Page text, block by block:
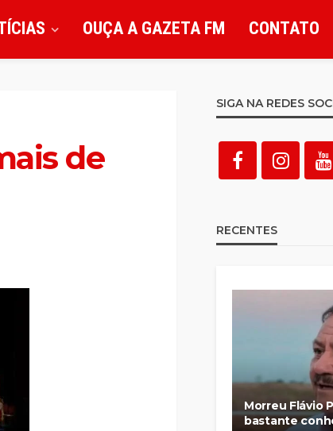
OUÇA A GAZETA FM CONTATO
de
SIGA NA REDES
RECENTES
Morreu Flávio
bastante